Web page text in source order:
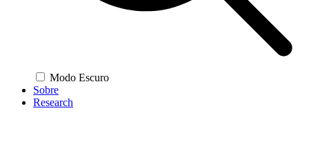
Modo Escuro
Sobre
Research